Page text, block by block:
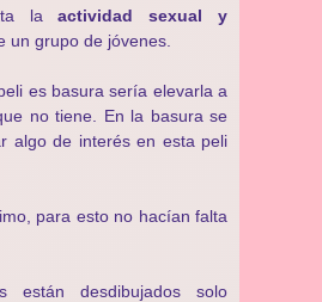
laactividad sexual y
un grupo de jóvenes.
es basura sería elevarla a
no tiene. En la basura se
algo de interés en esta peli
para esto no hacían falta
están desdibujados solo